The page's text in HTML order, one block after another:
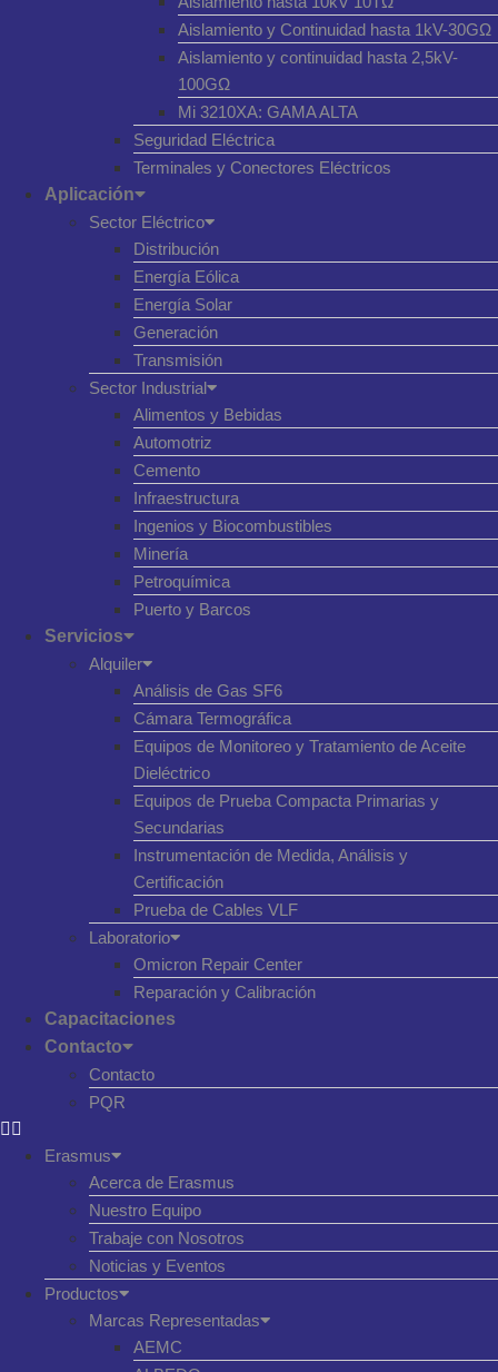
Aislamiento y Continuidad hasta 1kV-30GΩ
Aislamiento y continuidad hasta 2,5kV-
100GΩ
Mi 3210XA: GAMA ALTA
Seguridad Eléctrica
Terminales y Conectores Eléctricos
Aplicación
Sector Eléctrico
Distribución
Energía Eólica
Energía Solar
Generación
Transmisión
Sector Industrial
Alimentos y Bebidas
Automotriz
Cemento
Infraestructura
Ingenios y Biocombustibles
Minería
Petroquímica
Puerto y Barcos
Servicios
Alquiler
Análisis de Gas SF6
Cámara Termográfica
Equipos de Monitoreo y Tratamiento de Aceite
Dieléctrico
Equipos de Prueba Compacta Primarias y
Secundarias
Instrumentación de Medida, Análisis y
Certificación
Prueba de Cables VLF
Laboratorio
Omicron Repair Center
Reparación y Calibración
Capacitaciones
Contacto
Contacto
PQR
Erasmus
Acerca de Erasmus
Nuestro Equipo
Trabaje con Nosotros
Noticias y Eventos
Productos
Marcas Representadas
AEMC